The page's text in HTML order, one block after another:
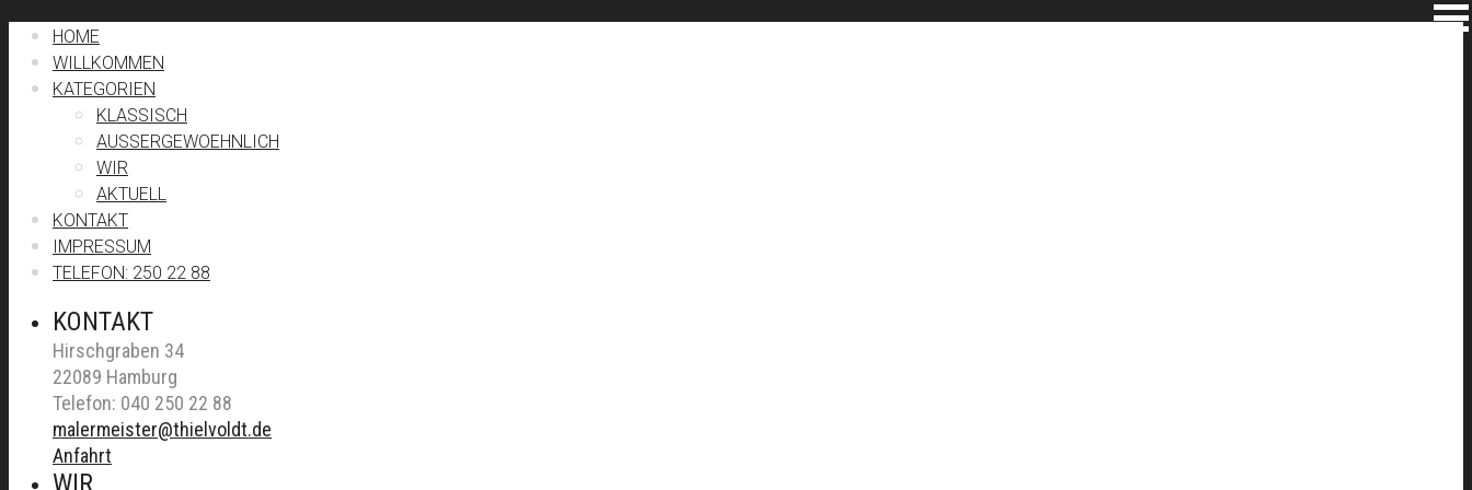
HOME
WILLKOMMEN
KATEGORIEN
KLASSISCH
AUSSERGEWOEHNLICH
WIR
AKTUELL
KONTAKT
IMPRESSUM
TELEFON: 250 22 88
KONTAKT
Hirschgraben 34
22089 Hamburg
Telefon: 040 250 22 88
malermeister@thielvoldt.de
Anfahrt
WIR